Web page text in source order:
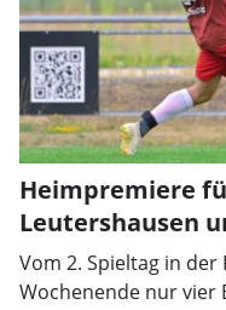
Heimpremiere
Leutershausen
Vom 2. Spieltag in
Wochenende nur vier